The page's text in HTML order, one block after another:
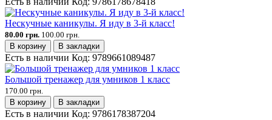
Нескучные каникулы. Я иду в 3-й класс!
80.00 грн. 100.00 грн.
В корзину
В закладки
Есть в наличии Код: 9789661089487
Большой тренажер для умников 1 класс
170.00 грн.
В корзину
В закладки
Есть в наличии Код: 9786178387204